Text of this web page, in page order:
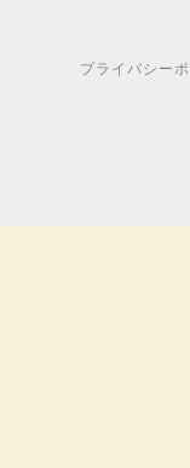
プライバシー